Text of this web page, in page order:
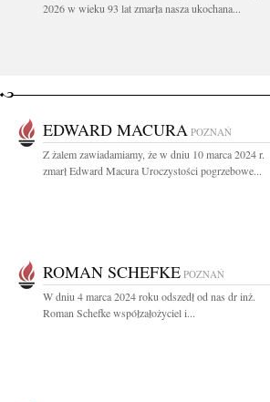
2026 w wieku 93 lat zmarła nasza ukochana...
EDWARD MACURA POZNAŃ
Z żalem zawiadamiamy, że w dniu 10 marca 2024 r.
zmarł Edward Macura Uroczystości pogrzebowe...
ROMAN SCHEFKE POZNAŃ
W dniu 4 marca 2024 roku odszedł od nas dr inż.
Roman Schefke współzałożyciel i...